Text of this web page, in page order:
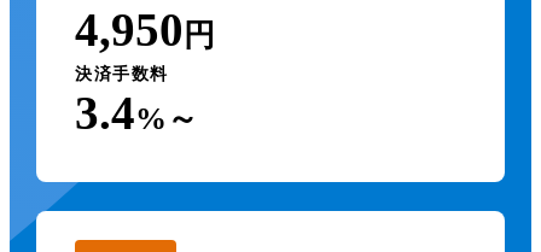
4,950 円
決済手数料
3.4%～